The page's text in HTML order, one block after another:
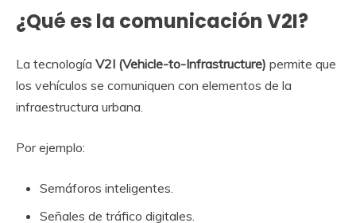
¿Qué es la comunicación V2I?
La tecnología V2I (Vehicle-to-Infrastructure) permite que
los vehículos se comuniquen con elementos de la
infraestructura urbana.
Por ejemplo:
Semáforos inteligentes.
Señales de tráfico digitales.